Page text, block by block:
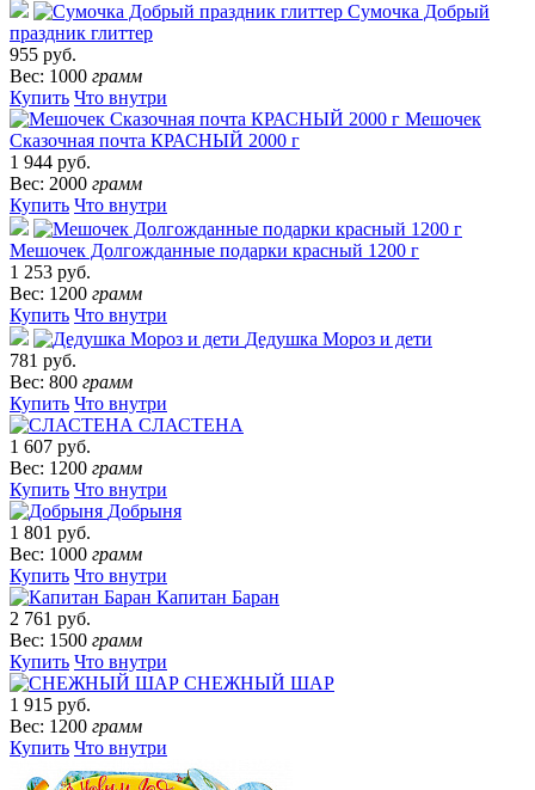
Сумочка Добрый
праздник глиттер
955 руб.
Вес: 1000 грамм
Купить Что внутри
Мешочек
Сказочная почта КРАСНЫЙ 2000 г
1 944 руб.
Вес: 2000 грамм
Купить Что внутри
Мешочек Долгожданные подарки красный 1200 г
1 253 руб.
Вес: 1200 грамм
Купить Что внутри
Дедушка Мороз и дети
781 руб.
Вес: 800 грамм
Купить Что внутри
СЛАСТЕНА
1 607 руб.
Вес: 1200 грамм
Купить Что внутри
Добрыня
1 801 руб.
Вес: 1000 грамм
Купить Что внутри
Капитан Баран
2 761 руб.
Вес: 1500 грамм
Купить Что внутри
СНЕЖНЫЙ ШАР
1 915 руб.
Вес: 1200 грамм
Купить Что внутри